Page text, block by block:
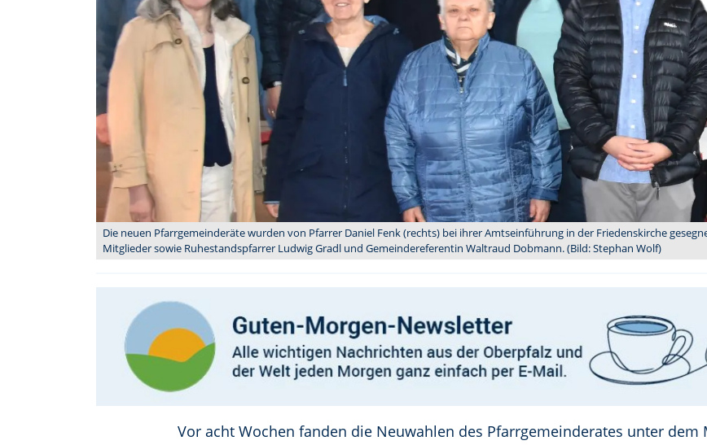
Die neuen Pfarrgemeinderäte wurden von Pfarrer Daniel Fenk (rechts) bei ihrer Amtseinführung in der Friedenskirche
Mitglieder sowie Ruhestandspfarrer Ludwig Gradl und Gemeindereferentin Waltraud Dobmann. (Bild: Stephan Wolf)
Vor acht Wochen fanden die Neuwahlen des Pfarrgemeinderates unter dem